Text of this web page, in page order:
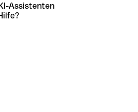
Assistenten